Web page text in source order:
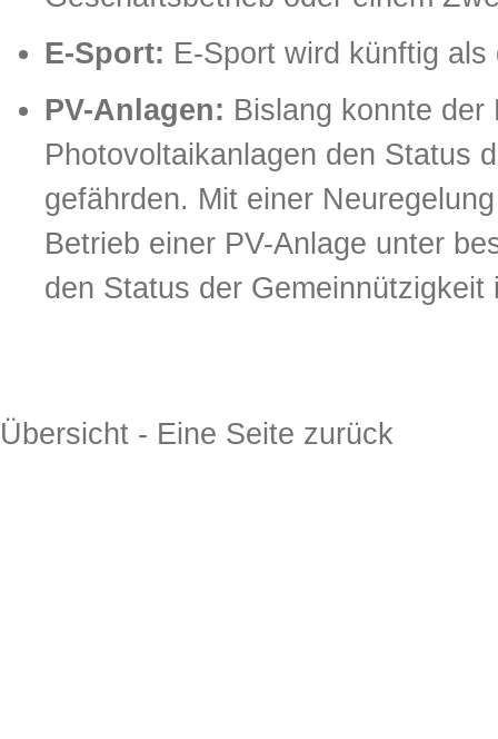
E-Sport: E-Sport wird künftig
PV-Anlagen: Bislang konnte der
Photovoltaikanlagen den Status
gefährden. Mit einer
Betrieb einer PV-Anlage unter
den Status der Gemeinnützigkeit
Übersicht - Eine Seite zurück